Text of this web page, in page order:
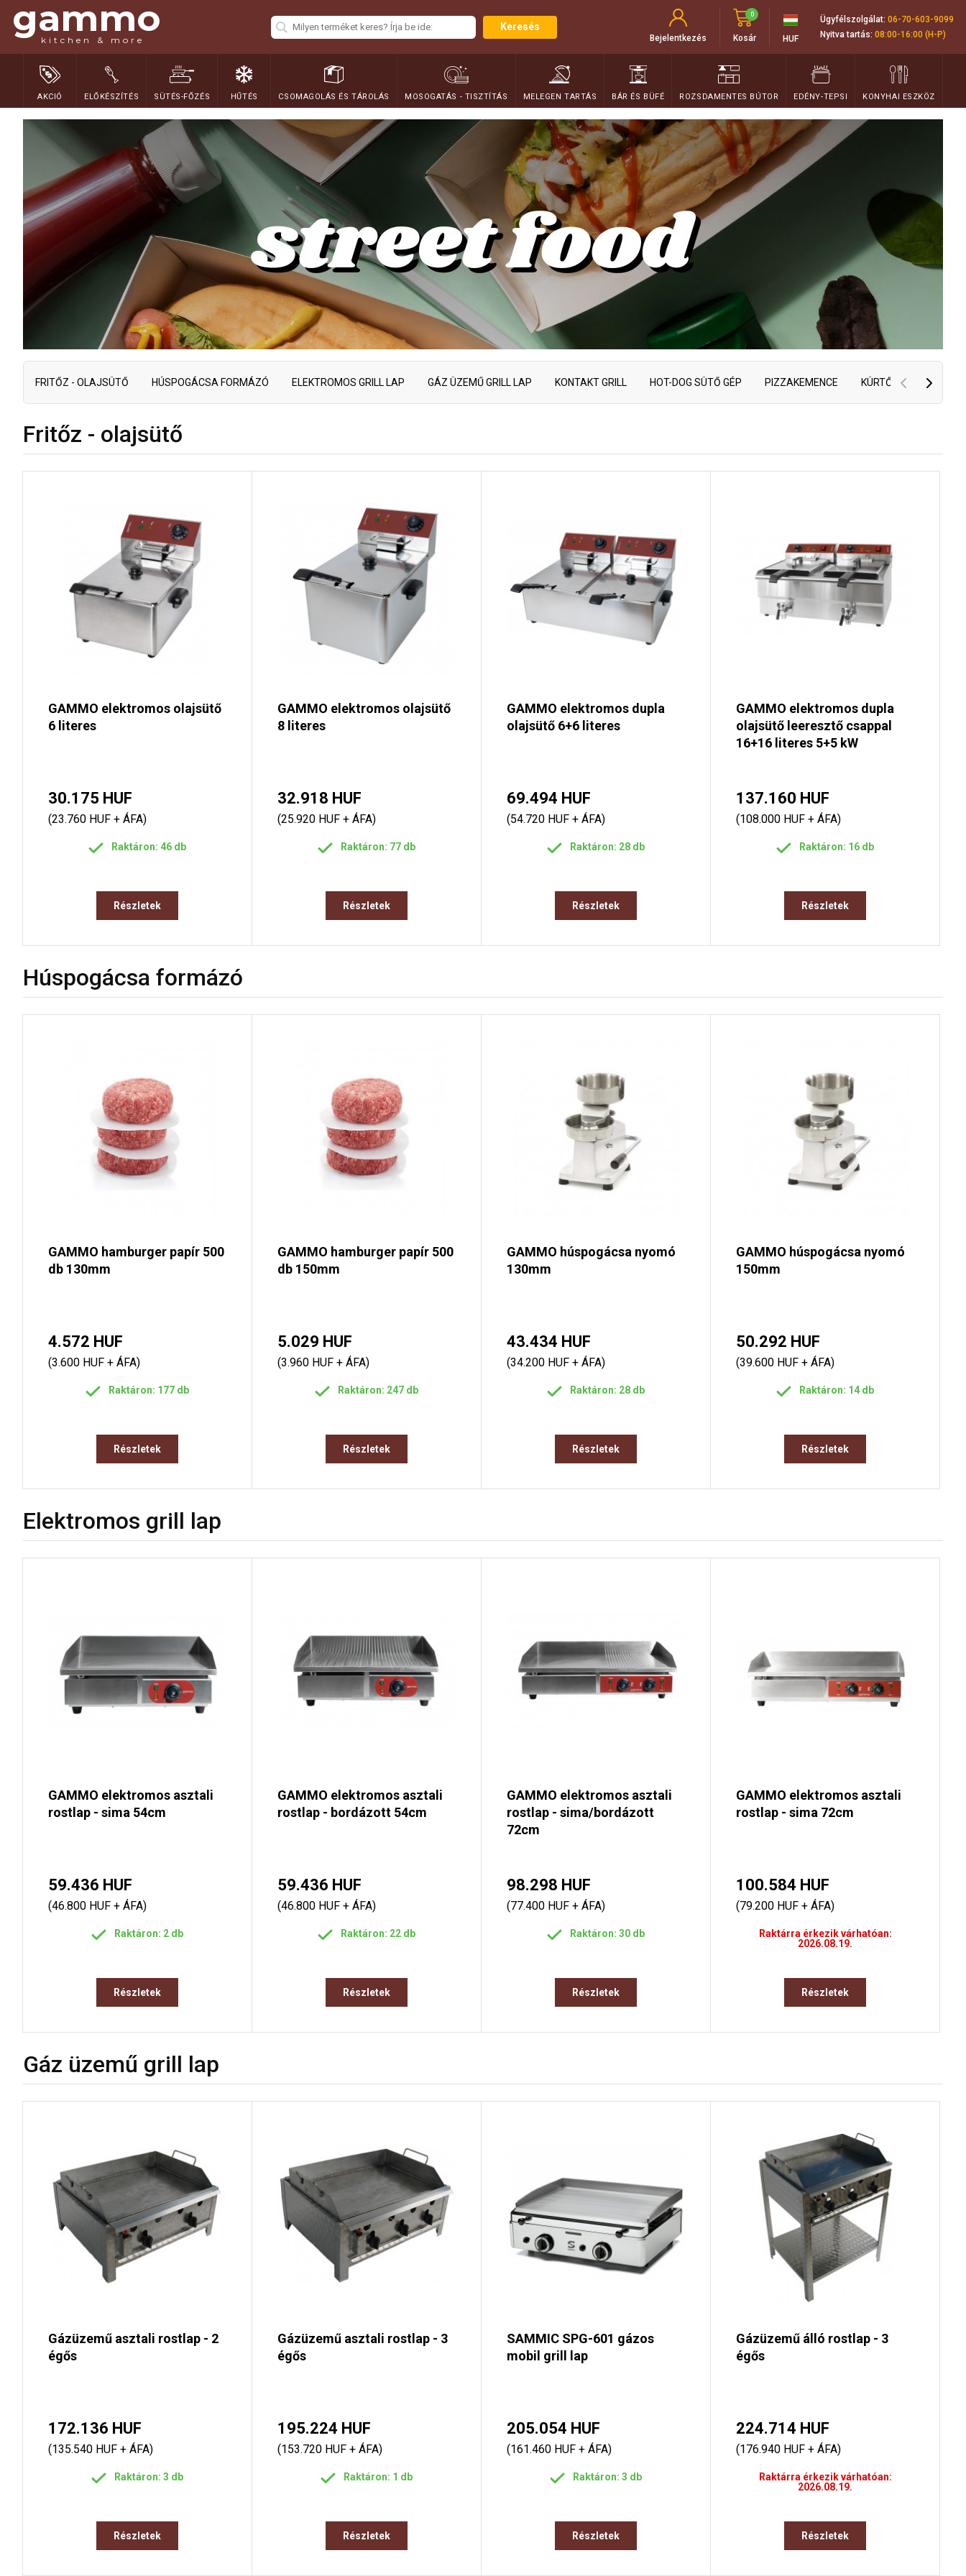
gammo
kitchen & more
Keresés
Bejelentkezés Kosár
0
HUF
Ügyfélszolgálat: 06-70-603-9099
Nyitva tartás: 08:00-16:00 (H-P)
AKCIÓ ELŐKÉSZÍTÉS SÜTÉS-FŐZÉS HŰTÉS CSOMAGOLÁS ÉS TÁROLÁS MOSOGATÁS - TISZTÍTÁS MELEGEN TARTÁS BÁR ÉS BÜFÉ ROZSDAMENTES BÚTOR EDÉNY-TEPSI KONYHAI ESZKÖZ
FRITŐZ - OLAJSÜTŐ HÚSPOGÁCSA FORMÁZÓ ELEKTROMOS GRILL LAP GÁZ ÜZEMŰ GRILL LAP KONTAKT GRILL HOT-DOG SÜTŐ GÉP PIZZAKEMENCE KÜRTŐS KALÁCS
Fritőz - olajsütő
GAMMO elektromos olajsütő
6 literes
30.175 HUF
(23.760 HUF + ÁFA)
Raktáron: 46 db
Részletek
GAMMO elektromos olajsütő
8 literes
32.918 HUF
(25.920 HUF + ÁFA)
Raktáron: 77 db
Részletek
GAMMO elektromos dupla
olajsütő 6+6 literes
69.494 HUF
(54.720 HUF + ÁFA)
Raktáron: 28 db
Részletek
GAMMO elektromos dupla
olajsütő leeresztő csappal
16+16 literes 5+5 kW
137.160 HUF
(108.000 HUF + ÁFA)
Raktáron: 16 db
Részletek
Húspogácsa formázó
GAMMO hamburger papír 500
db 130mm
4.572 HUF
(3.600 HUF + ÁFA)
Raktáron: 177 db
Részletek
GAMMO hamburger papír 500
db 150mm
5.029 HUF
(3.960 HUF + ÁFA)
Raktáron: 247 db
Részletek
GAMMO húspogácsa nyomó
130mm
43.434 HUF
(34.200 HUF + ÁFA)
Raktáron: 28 db
Részletek
GAMMO húspogácsa nyomó
150mm
50.292 HUF
(39.600 HUF + ÁFA)
Raktáron: 14 db
Részletek
Elektromos grill lap
GAMMO elektromos asztali
rostlap - sima 54cm
59.436 HUF
(46.800 HUF + ÁFA)
Raktáron: 2 db
Részletek
GAMMO elektromos asztali
rostlap - bordázott 54cm
59.436 HUF
(46.800 HUF + ÁFA)
Raktáron: 22 db
Részletek
GAMMO elektromos asztali
rostlap - sima/bordázott
72cm
98.298 HUF
(77.400 HUF + ÁFA)
Raktáron: 30 db
Részletek
GAMMO elektromos asztali
rostlap - sima 72cm
100.584 HUF
(79.200 HUF + ÁFA)
Raktárra érkezik várhatóan:
2026.08.19.
Részletek
Gáz üzemű grill lap
Gázüzemű asztali rostlap - 2
égős
172.136 HUF
(135.540 HUF + ÁFA)
Raktáron: 3 db
Részletek
Gázüzemű asztali rostlap - 3
égős
195.224 HUF
(153.720 HUF + ÁFA)
Raktáron: 1 db
Részletek
SAMMIC SPG-601 gázos
mobil grill lap
205.054 HUF
(161.460 HUF + ÁFA)
Raktáron: 3 db
Részletek
Gázüzemű álló rostlap - 3
égős
224.714 HUF
(176.940 HUF + ÁFA)
Raktárra érkezik várhatóan:
2026.08.19.
Részletek